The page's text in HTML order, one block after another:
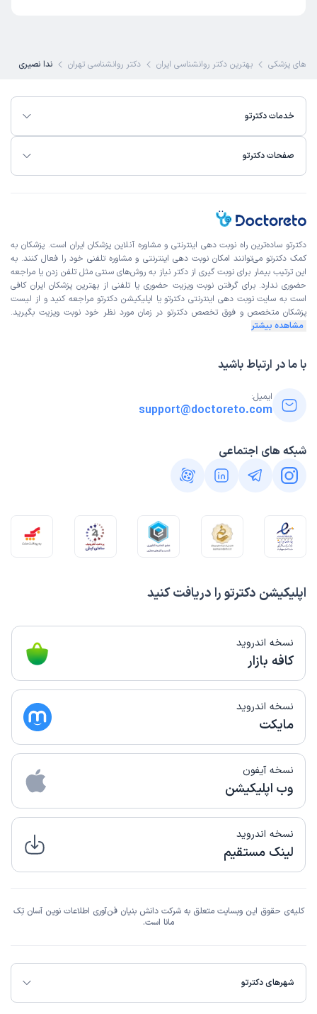
های پزشکی بهترین دکتر روانشناسی ایران دکتر روانشناسی تهران ندا نصیری
خدمات دکترتو
صفحات دکترتو
اپلیکیشن دکترتو را دریافت کنید
نسخه اندروید
کافه بازار
نسخه اندروید
مایکت
نسخه آیفون
وب اپلیکیشن
نسخه اندروید
لینک مستقیم
دکترتو ساده‌ترین راه نوبت‌ دهی اینترنتی و مشاوره آنلاین پزشکان ایران است. پزشکان به
کمک دکترتو می‌توانند امکان نوبت دهی اینترنتی و مشاوره تلفنی خود را فعال کنند. به
این ترتیب بیمار برای نوبت گیری از دکتر نیاز به روش‌های سنتی مثل تلفن زدن یا مراجعه
حضوری ندارد. برای گرفتن نوبت ویزیت حضوری یا تلفنی از بهترین پزشکان ایران کافی
است به سایت نوبت دهی اینترنتی دکترتو یا اپلیکیشن دکترتو مراجعه کنید و از لیست
پزشکان متخصص و فوق تخصص دکترتو در زمان مورد نظر خود نوبت ویزیت بگیرید.
مشاهده بیشتر
با ما در ارتباط باشید
ایمیل:
support@doctoreto.com
شبکه های اجتماعی
کلیه‌ی حقوق این وبسایت متعلق به شرکت دانش بنیان فن‌آوری اطلاعات نوین آسان تِک
مانا است.
شهرهای دکترتو